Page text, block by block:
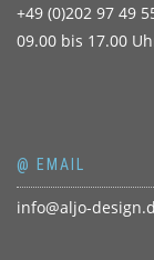
+49 (0)202 97 49
09.00 bis 17.00
@ EMAIL
info@aljo-